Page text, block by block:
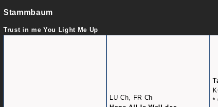
Stammbaum
Trust in me You Light Me Up
LU Ch, FR Ch
*